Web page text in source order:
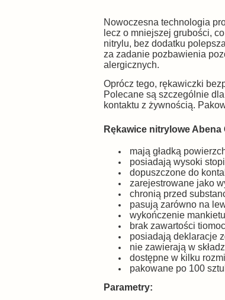
Nowoczesna technologia
lecz o mniejszej grubości,
nitrylu, bez dodatku
za zadanie pozbawienia
alergicznych.
Oprócz tego, rękawiczki
Polecane są szczególnie
kontaktu z żywnością.
Rękawice nitrylowe
mają gładką
posiadają wysoki
dopuszczone do
zarejestrowane jako
chronią przed
pasują zarówno na
wykończenie
brak zawartości
posiadają deklaracje
nie zawierają w
dostępne w kilku
pakowane po 100
Parametry: